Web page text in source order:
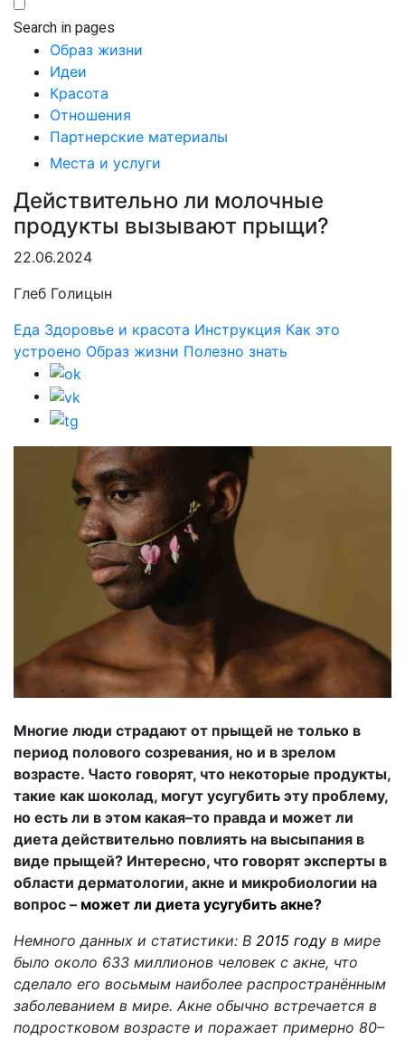
Search in pages
Образ жизни
Идеи
Красота
Отношения
Партнерские материалы
Места и услуги
Действительно ли молочные
продукты вызывают прыщи?
22.06.2024
Глеб Голицын
Еда Здоровье и красота Инструкция Как это
устроено Образ жизни Полезно знать
Многие люди страдают от прыщей не только в
период полового созревания, но и в зрелом
возрасте. Часто говорят, что некоторые продукты,
такие как шоколад, могут усугубить эту проблему,
но есть ли в этом какая–то правда и может ли
диета действительно повлиять на высыпания в
виде прыщей? Интересно, что говорят эксперты в
области дерматологии, акне и микробиологии на
вопрос – может ли диета усугубить акне?
Немного данных и статистики: В 2015 году в мире
было около 633 миллионов человек с акне, что
сделало его восьмым наиболее распространённым
заболеванием в мире. Акне обычно встречается в
подростковом возрасте и поражает примерно 80–